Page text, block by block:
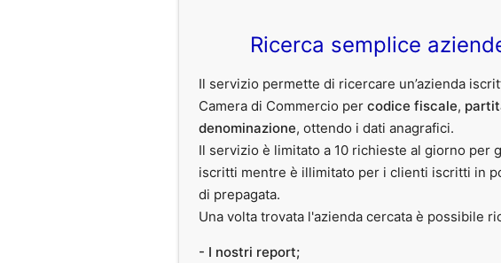
Ricerca semplice
Il servizio permette di ricercare un’azienda
Camera di Commercio percodice fiscale,
denominazione, ottendo i dati anagrafici.
Il servizio è limitato a 10 richieste al giorno per
iscritti mentre è illimitato per i clienti iscritti in
di prepagata.
Una volta trovata l'azienda cercata è possibile
- I nostri report;